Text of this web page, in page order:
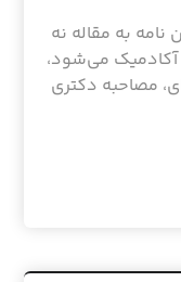
نامه به مقاله نه
آکادمیک می‌شود،
مصاحبه دکتری